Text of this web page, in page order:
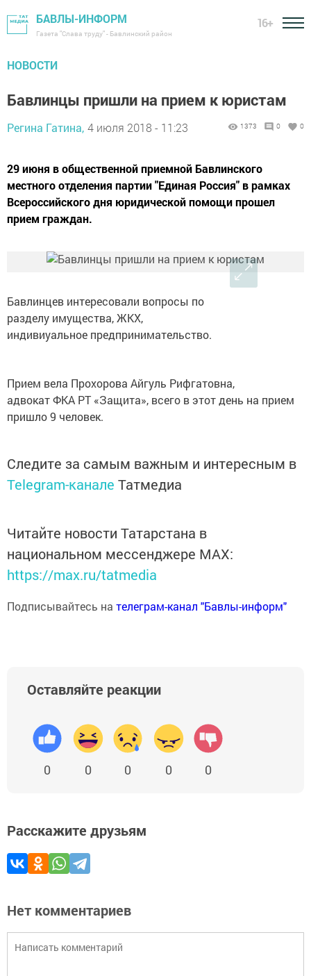
БАВЛЫ-ИНФОРМ
Газета "Слава труду" - Бавлинский район
16+
НОВОСТИ
Бавлинцы пришли на прием к юристам
Регина Гатина, 4 июля 2018 - 11:23 1373 0 0
29 июня в общественной приемной Бавлинского
местного отделения партии "Единая Россия" в рамках
Всероссийского дня юридической помощи прошел
прием граждан.
Бавлинцев интересовали вопросы по
разделу имущества, ЖКХ,
индивиуальное предпринимательство.
Прием вела Прохорова Айгуль Рифгатовна,
адвокат ФКА РТ «Защита», всего в этот день на прием
пришло 9 человек.
Следите за самым важным и интересным в
Telegram-канале Татмедиа
Читайте новости Татарстана в
национальном мессенджере MАХ:
https://max.ru/tatmedia
Подписывайтесь на телеграм-канал "Бавлы-информ"
Оставляйте реакции
0 0 0 0 0
Расскажите друзьям
Нет комментариев